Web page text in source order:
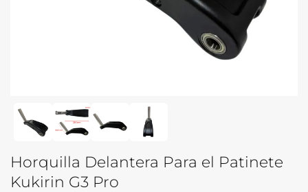
Horquilla Delantera Para el Patinete
Kukirin G3 Pro